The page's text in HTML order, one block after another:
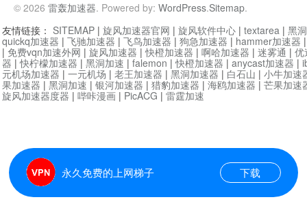
© 2026 雷轰加速器. Powered by: WordPress.Sitemap.
永久免费的上网梯子 下载
友情链接： SITEMAP | 旋风加速器官网 | 旋风软件中心 | textarea | 黑
quickq加速器 | 飞驰加速器 | 飞鸟加速器 | 狗急加速器 | hammer加速器
| 免费vqn加速外网 | 旋风加速器 |快橙加速器 | 啊哈加速器 | 迷雾通 | 优
器 |快柠檬加速器 | 黑洞加速 | falemon |快橙加速器 | anycast加速器 |
元机场加速器 | 一元机场 | 老王加速器 | 黑洞加速器 | 白石山 | 小牛加速
果加速器 | 黑洞加速 | 银河加速器 | 猎豹加速器 | 海鸥加速器 | 芒果加速
旋风加速器度器 | 哔咔漫画 | PicACG | 雷霆加速